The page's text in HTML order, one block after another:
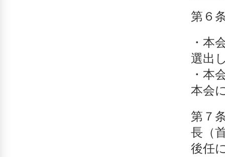
第６
・本
選出
・本
本会
第７
長（
後任